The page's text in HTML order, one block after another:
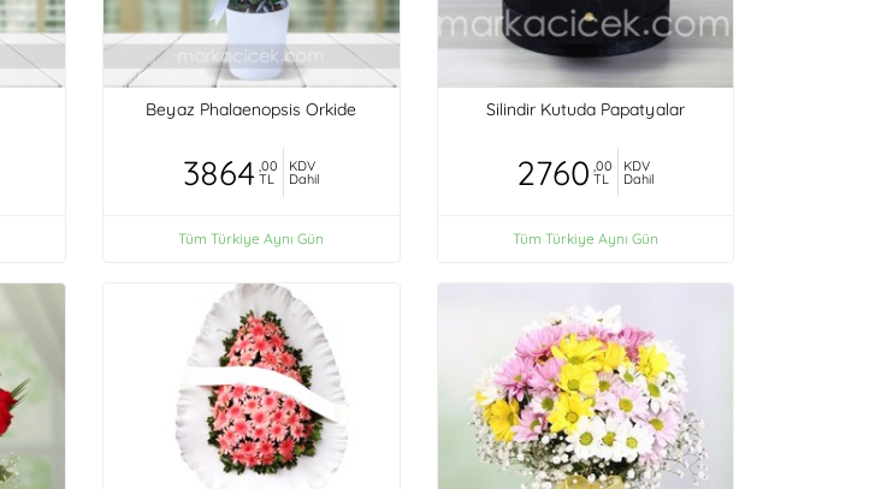
Beyaz Phalaenopsis Orkide
3864 ,00
TL
KDV
Dahil
Tüm Türkiye Aynı Gün
Silindir Kutuda Papatyalar
2760 ,00
TL
KDV
Dahil
Tüm Türkiye Aynı Gün